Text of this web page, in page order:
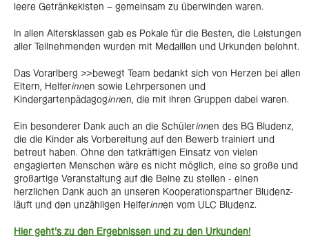
leere Getränkekisten – gemeinsam zu überwinden waren.
In allen Altersklassen gab es Pokale für die Besten, die Leistungen
aller Teilnehmenden wurden mit Medaillen und Urkunden belohnt.
Das Vorarlberg >>bewegt Team bedankt sich von Herzen bei allen
Eltern, Helferinnen sowie Lehrpersonen und
Kindergartenpädagoginnen, die mit ihren Gruppen dabei waren.
Ein besonderer Dank auch an die Schülerinnen des BG Bludenz,
die die Kinder als Vorbereitung auf den Bewerb trainiert und
betreut haben. Ohne den tatkräftigen Einsatz von vielen
engagierten Menschen wäre es nicht möglich, eine so große und
großartige Veranstaltung auf die Beine zu stellen - einen
herzlichen Dank auch an unseren Kooperationspartner Bludenz-
läuft und den unzähligen Helferinnen vom ULC Bludenz.
Hier geht's zu den Ergebnissen und zu den Urkunden!